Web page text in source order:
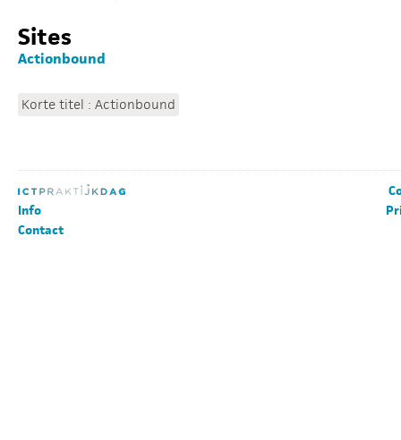
Sites
Actionbound
Korte titel : Actionbound
Info
Contact